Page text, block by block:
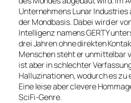
Unternehmens Lunar
der Mondbasis. Dabei wird er
Intelligenz namens GERTY
drei Jahren ohne direkten
Menschen steht er unmittelbar
ist aber in schlechter
Halluzinationen, wodurch es zu
Eine leise aber clevere
SciFi-Genre.